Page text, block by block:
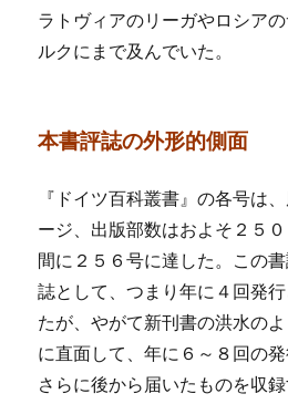
ラトヴィアのリーガやロシア
ルクにまで及んでいた。
本書評誌の外形的側面
『ドイツ百科叢書』の各号は
ージ、出版部数はおよそ２５
間に２５６号に達した。この
誌として、つまり年に４回発
たが、やがて新刊書の洪水の
に直面して、年に６～８回の発
さらに後から届いたものを収